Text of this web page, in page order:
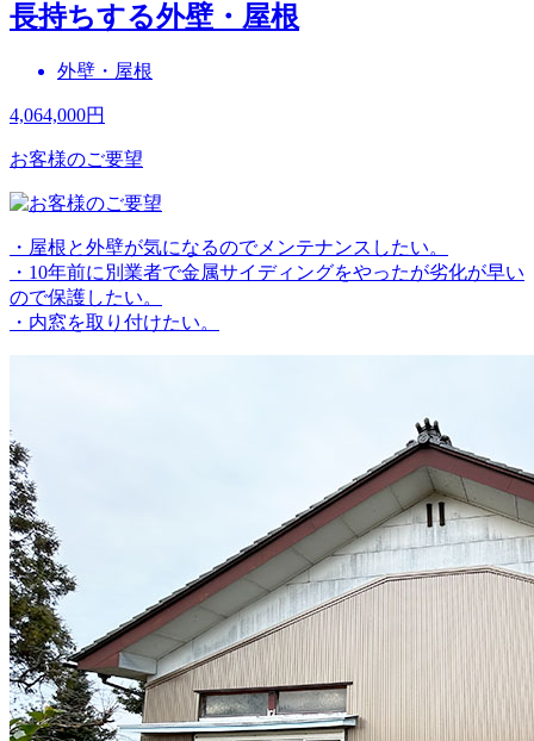
長持ちする外壁・屋根
外壁・屋根
4,064,000円
お客様のご要望
・屋根と外壁が気になるのでメンテナンスしたい。
・10年前に別業者で金属サイディングをやったが劣化が早い
ので保護したい。
・内窓を取り付けたい。